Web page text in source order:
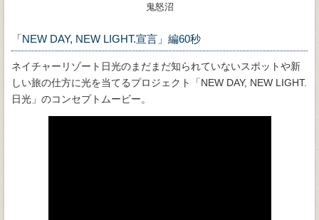
鬼怒沼
「NEW DAY, NEW LIGHT.宣言」編60秒
ネイチャーリゾート日光のまだまだ知られていないスポットや新
しい旅の仕方に光を当てるプロジェクト「NEW DAY, NEW LIGHT.
日光」のコンセプトムービー。